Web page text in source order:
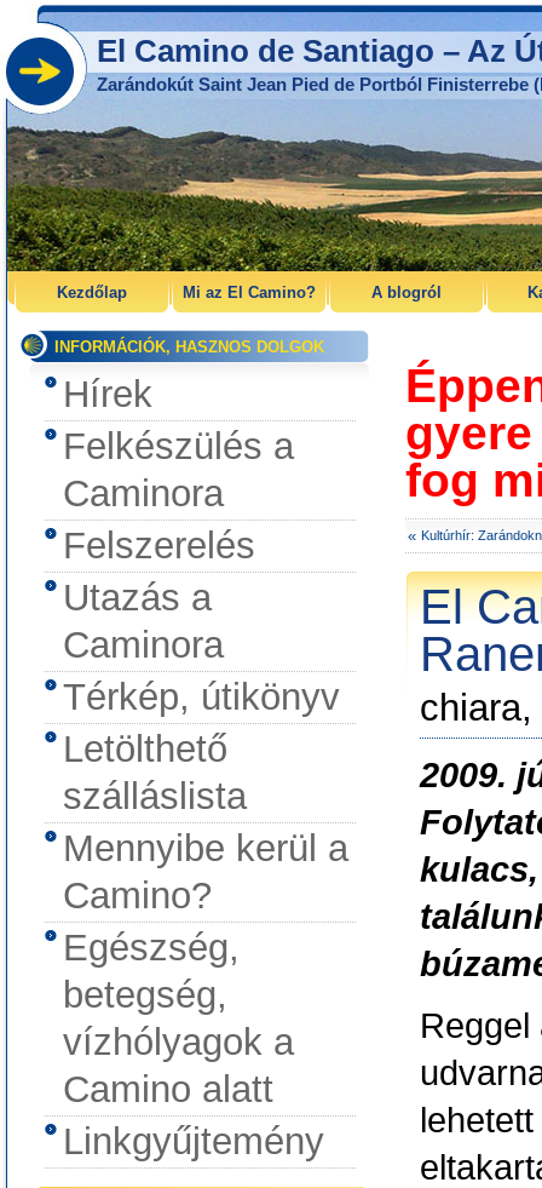
El Camino de Santiago – Az
Zarándokút Saint Jean Pied de Portból Finisterrebe
Kezdőlap Mi az El Camino? A blogról
INFORMÁCIÓK, HASZNOS DOLGOK
Hírek
Felkészülés a
Caminora
Felszerelés
Utazás a
Caminora
Térkép, útikönyv
Letölthető
szálláslista
Mennyibe kerül a
Camino?
Egészség,
betegség,
vízhólyagok a
Camino alatt
Linkgyűjtemény
fog
« Kultúrhír:
El
2009.